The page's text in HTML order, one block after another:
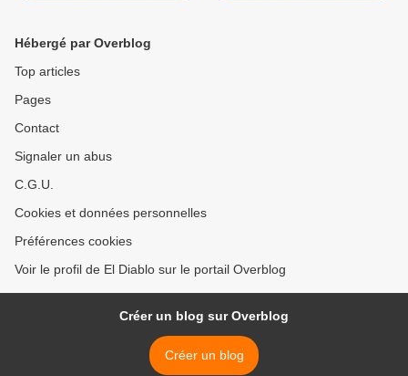
Jean Lévy)
Hébergé par Overblog
Top articles
Pages
Contact
Signaler un abus
C.G.U.
Cookies et données personnelles
Préférences cookies
Voir le profil de El Diablo sur le portail Overblog
Créer un blog sur Overblog
Créer un blog